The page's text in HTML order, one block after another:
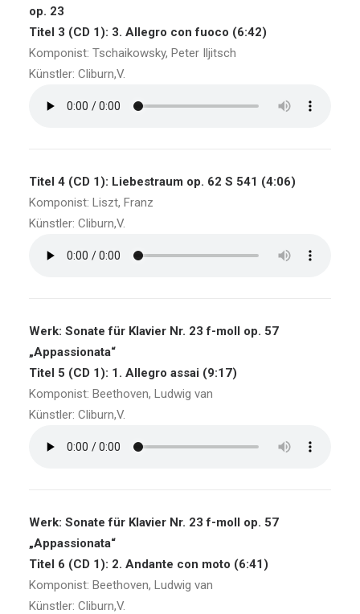
op. 23
Titel 3 (CD 1): 3. Allegro con fuoco (6:42)
Komponist: Tschaikowsky, Peter Iljitsch
Künstler: Cliburn,V.
Titel 4 (CD 1): Liebestraum op. 62 S 541 (4:06)
Komponist: Liszt, Franz
Künstler: Cliburn,V.
Werk: Sonate für Klavier Nr. 23 f-moll op. 57
„Appassionata“
Titel 5 (CD 1): 1. Allegro assai (9:17)
Komponist: Beethoven, Ludwig van
Künstler: Cliburn,V.
Werk: Sonate für Klavier Nr. 23 f-moll op. 57
„Appassionata“
Titel 6 (CD 1): 2. Andante con moto (6:41)
Komponist: Beethoven, Ludwig van
Künstler: Cliburn,V.